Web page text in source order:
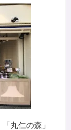
丸仁の森」